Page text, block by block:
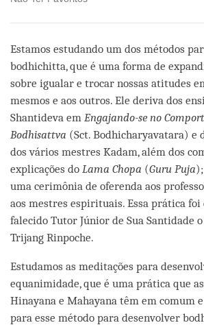
Estamos estudando um dos métodos
bodhichitta, que é uma forma de
sobre igualar e trocar nossas atitudes
mesmos e aos outros. Ele deriva dos
Shantideva em Engajando-se no
Bodhisattva (Sct. Bodhicharyavatara) e
dos vários mestres Kadam, além dos
explicações do Lama Chopa (Guru Puja
uma cerimônia de oferenda aos
aos mestres espirituais. Essa prática foi
falecido Tutor Júnior de Sua Santidade
Trijang Rinpoche.
Estudamos as meditações para
equanimidade, que é uma prática que
Hinayana e Mahayana têm em comum
para esse método para desenvolver